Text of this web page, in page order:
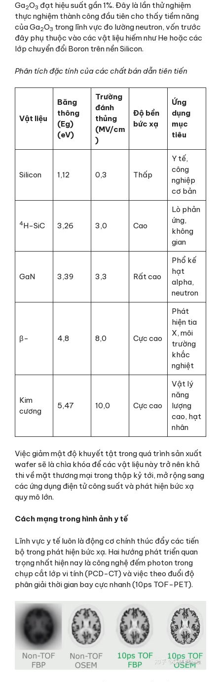
Ga2O3 đạt hiệu suất gần 1%. Đây là lần thử nghiệm
thực nghiệm thành công đầu tiên cho thấy tiềm năng
của Ga2O3 trong lĩnh vực đo lường neutron, vốn trước
đây phụ thuộc vào các vật liệu hiếm như He hoặc các
lớp chuyển đổi Boron trên nền Silicon.
Phân tích đặc tính của các chất bán dẫn tiên tiến
Vật liệu
Băng
thông
(Eg​)
(eV)
Trường
đánh
thủng
(MV/cm
)
Độ bền
bức xạ
Ứng
dụng
mục
tiêu
Silicon 1,12 0,3 Thấp
Y tế,
công
nghiệp
cơ bản
4H-SiC 3,26 3,0 Cao
Lò phản
ứng,
không
gian
GaN 3,39 3,3 Rất cao
Phổ kế
hạt
alpha,
neutron
β- 4,8 8,0 Cực cao
Phát
hiện tia
X, môi
trường
khắc
nghiệt
Kim
cương
5,47 10,0 Cực cao
Vật lý
năng
lượng
cao, hạt
nhân
Việc giảm mật độ khuyết tật trong quá trình sản xuất
wafer sẽ là chìa khóa để các vật liệu này trở nên khả
thi về mặt thương mại trong thập kỷ tới, mở rộng sang
các ứng dụng điện tử công suất và phát hiện bức xạ
quy mô lớn.
Cách mạng trong hình ảnh y tế
Lĩnh vực y tế luôn là động cơ chính thúc đẩy các tiến
bộ trong phát hiện bức xạ. Hai hướng phát triển quan
trọng nhất hiện nay là công nghệ đếm photon trong
chụp cắt lớp vi tính (PCD-CT) và việc theo đuổi độ
phân giải thời gian bay cực nhanh (10ps TOF-PET).